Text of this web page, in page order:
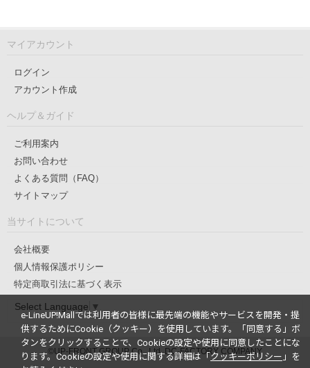
マイアカウント
ログイン
アカウント作成
ヘルプ＆ガイド
ご利用案内
お問い合わせ
よくある質問（FAQ）
サイトマップ
当サイトについて
会社概要
個人情報保護ポリシー
特定商取引法に基づく表示
Select Language ▼
©UP-FRONT GROUP Co., Ltd. DC-FACTORY COMPANY
e-LineUP!Mallでは利用者の皆様に最先端の機能やサービスを開発・提
供するためにCookie（クッキー）を使用しています。
「同意する」ボ
タンをクリックすることで、Cookieの設定や使用に同意したことにな
ります。Cookieの設定や使用に関する詳細は「 クッキーポリシー 」を